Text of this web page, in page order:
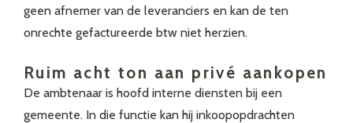
geen afnemer van de leveranciers en kan de ten
onrechte gefactureerde btw niet herzien.
Ruim acht ton aan privé aankopen
De ambtenaar is hoofd interne diensten bij een
gemeente. In die functie kan hij inkoopopdrachten